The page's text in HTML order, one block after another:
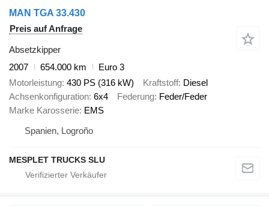
MAN TGA 33.430
Preis auf Anfrage
Absetzkipper
2007
654.000 km
Euro 3
Motorleistung 430 PS (316 kW) Kraftstoff Diesel
Achsenkonfiguration 6x4 Federung Feder/Feder
Marke Karosserie EMS
Spanien, Logroño
MESPLET TRUCKS SLU